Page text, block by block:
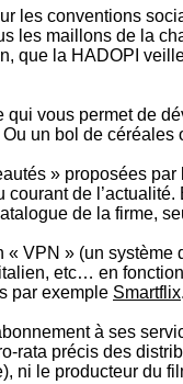
les conventions
les maillons de la
que la HADOPI
qui vous permet de
un bol de
» proposées
de
de la firme,
VPN » (un
etc… en
par exemple Smartflix.
à ses
précis des
ni le producteur du